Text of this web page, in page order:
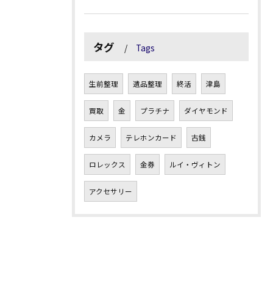
タグ Tags
生前整理 遺品整理 終活 津島
買取 金 プラチナ ダイヤモンド
カメラ テレホンカード 古銭
ロレックス 金券 ルイ・ヴィトン
アクセサリー